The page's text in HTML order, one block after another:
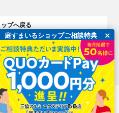
プへ戻る
×
庭すまいるショップご相談特典